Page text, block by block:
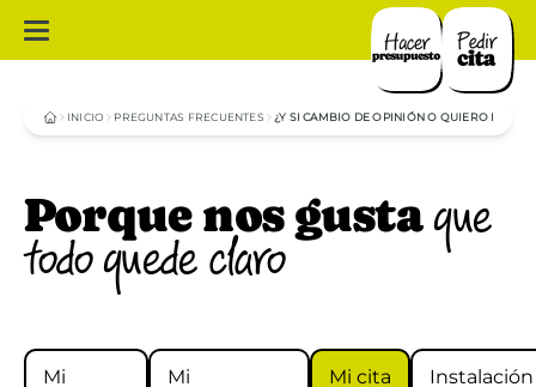
INICIO PREGUNTAS FRECUENTES ¿Y SI CAMBIO DE OPINIÓN O QUIERO
Porque nos gustaque
todo quede claro
Mi
Mi
Mi cita
Instalación